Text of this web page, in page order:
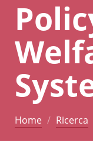
Home Ricerca